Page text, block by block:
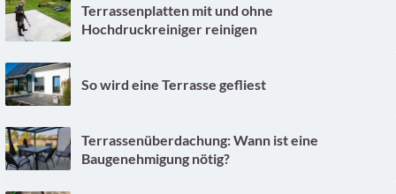
Terrassenplatten mit und ohne
Hochdruckreiniger reinigen
So wird eine Terrasse gefliest
Terrassenüberdachung: Wann ist eine
Baugenehmigung nötig?